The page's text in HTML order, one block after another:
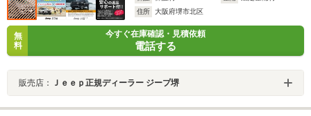
住所
大阪府堺市北区
無
料
今すぐ在庫確認・見積依頼
電話する
販売店： Ｊｅｅｐ正規ディーラー ジープ堺